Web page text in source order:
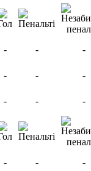
- -
-
- -
-
- - -
- -
-